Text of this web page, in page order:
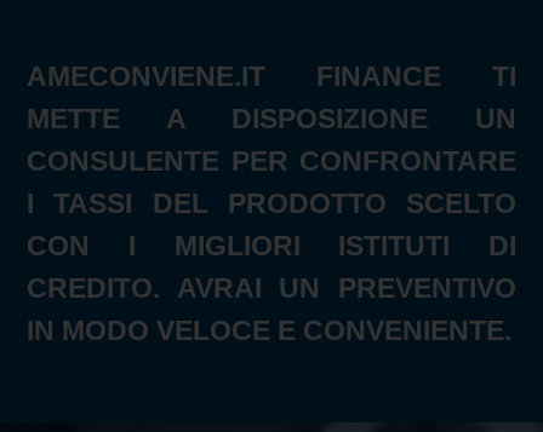
AMECONVIENE.IT FINANCE TI
METTE A DISPOSIZIONE UN
CONSULENTE PER CONFRONTARE
I TASSI DEL PRODOTTO SCELTO
CON I MIGLIORI ISTITUTI DI
CREDITO. AVRAI UN PREVENTIVO
IN MODO VELOCE E CONVENIENTE.